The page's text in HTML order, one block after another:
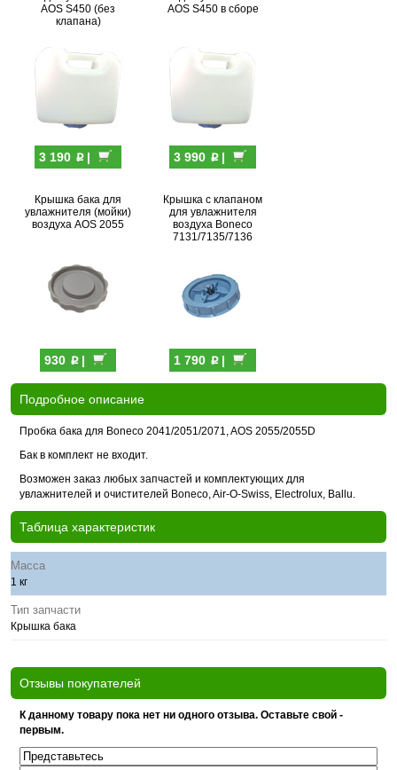
AOS S450 (без
клапана)
3 190 p|
AOS S450 в сборе
3 990 p|
Крышка бака для
увлажнителя (мойки)
воздуха AOS 2055
930 p|
Крышка с клапаном
для увлажнителя
воздуха Boneco
7131/7135/7136
1 790 p|
Подробное описание
Пробка бака для Boneco 2041/2051/2071, AOS 2055/2055D
Бак в комплект не входит.
Возможен заказ любых запчастей и комплектующих для
увлажнителей и очистителей Boneco, Air-O-Swiss, Electrolux, Ballu.
Таблица характеристик
Масса
1 кг
Тип запчасти
Крышка бака
Отзывы покупателей
К данному товару пока нет ни одного отзыва. Оставьте свой -
первым.